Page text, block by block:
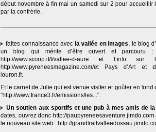
début novembre à fin mai un samedi sur 2 pour
par la confrérie.
faites connaissance avec la vallée en images, le blog
un blog qui mérite d’être ouvert et
http://www.scoop.it/t/vallee-d-aure et l’info
http://www.pyreneesmagazine.com/et Pays d’Art et
louron.fr.
Et le carnet de Julie qui est venue visiter et goûter en
"http://www.france3.fr/emissions/les...".
Un soutien aux sportifs et une pub à mes amis de la
dates, ouvrez donc http://
le nouveau site web : http://